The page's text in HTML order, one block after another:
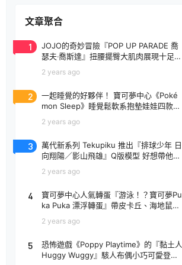
文章聚合
1
JOJO的奇妙冒險『POP UP PARADE 喬
瑟夫‧喬斯達』扭腰擺臀大肌肉展現十足騷
2 years ago
2
一起睡覺的好夥伴！ 寶可夢中心《Poké
mon Sleep》睡覺鬆軟系抱墊娃娃四款登
2 years ago
3
萬代新系列 Tekupiku 推出『排球少年 日
向翔陽／影山飛雄』Q版模型 好想帶他出
2 years ago
4
寶可夢中心人氣轉蛋『游泳！？寶可夢Pu
ka Puka 漂浮轉蛋』帶皮卡丘、海地鼠去
2 years ago
5
恐怖遊戲《Poppy Playtime》的『黏土人
Huggy Wuggy』駭人布偶小巧可愛登